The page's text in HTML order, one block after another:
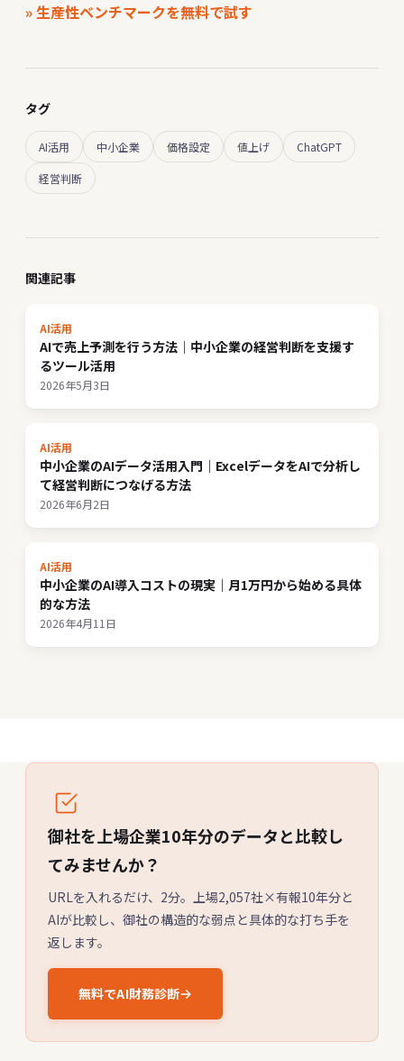
» 生産性ベンチマークを無料で試す
タグ
AI活用 中小企業 価格設定 値上げ ChatGPT
経営判断
関連記事
AI活用
AIで売上予測を行う方法｜中小企業の経営判断を支援す
るツール活用
2026年5月3日
AI活用
中小企業のAIデータ活用入門｜ExcelデータをAIで分析し
て経営判断につなげる方法
2026年6月2日
AI活用
中小企業のAI導入コストの現実｜月1万円から始める具体
的な方法
2026年4月11日
御社を上場企業10年分のデータと比較し
てみませんか？
URLを入れるだけ、2分。上場2,057社×有報10年分と
AIが比較し、御社の構造的な弱点と具体的な打ち手を
返します。
無料でAI財務診断